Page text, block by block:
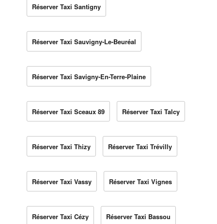
Réserver Taxi Santigny
Réserver Taxi Sauvigny-Le-Beuréal
Réserver Taxi Savigny-En-Terre-Plaine
Réserver Taxi Sceaux 89 Réserver Taxi Talcy
Réserver Taxi Thizy Réserver Taxi Trévilly
Réserver Taxi Vassy Réserver Taxi Vignes
Réserver Taxi Cézy Réserver Taxi Bassou